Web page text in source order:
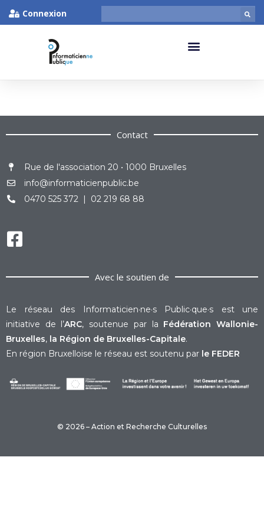
Connexion
Contact
Rue de l'association 20 • 1000 Bruxelles
info@informaticienpublic.be
0470 525 372 | 02 219 68 88
Avec le soutien de
Le réseau des Informaticien·ne·s Public·que·s est une
initiative de l’ARC, soutenue par la Fédération Wallonie-
Bruxelles, la Région de Bruxelles-Capitale.
En région Bruxelloise le réseau est soutenu par le FEDER
© 2026 – Action et Recherche Culturelles